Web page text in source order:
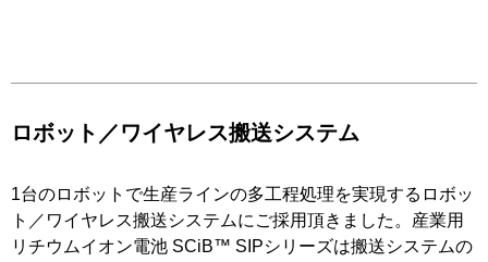
ロボット／ワイヤレス搬送システム
1台のロボットで生産ラインの多工程処理を実現するロボッ
ト／ワイヤレス搬送システムにご採用頂きました。産業用
リチウムイオン電池 SCiB™ SIPシリーズは搬送システムの